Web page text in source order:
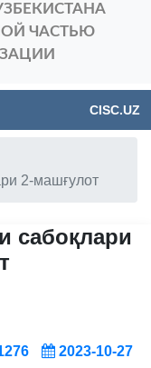
ЧАСТЬЮ
CISC.UZ
2-машғулот
сабоқлари
2023-10-27